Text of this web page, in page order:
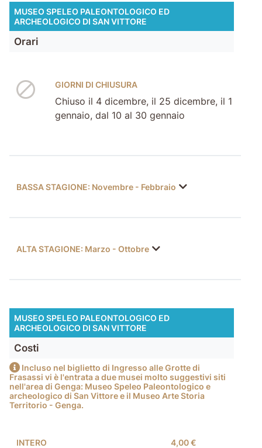
MUSEO SPELEO PALEONTOLOGICO ED
ARCHEOLOGICO DI SAN VITTORE
Orari
GIORNI DI CHIUSURA
Chiuso il 4 dicembre, il 25 dicembre, il 1
gennaio, dal 10 al 30 gennaio
BASSA STAGIONE: Novembre - Febbraio
ALTA STAGIONE: Marzo - Ottobre
MUSEO SPELEO PALEONTOLOGICO ED
ARCHEOLOGICO DI SAN VITTORE
Costi
Incluso nel biglietto di Ingresso alle Grotte di
Frasassi vi è l'entrata a due musei molto suggestivi siti
nell'area di Genga: Museo Speleo Paleontologico e
archeologico di San Vittore e il Museo Arte Storia
Territorio - Genga.
INTERO 4,00 €